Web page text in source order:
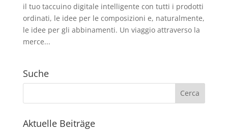
il tuo taccuino digitale intelligente con tutti i prodotti
ordinati, le idee per le composizioni e, naturalmente,
le idee per gli abbinamenti. Un viaggio attraverso la
merce...
Suche
Aktuelle Beiträge